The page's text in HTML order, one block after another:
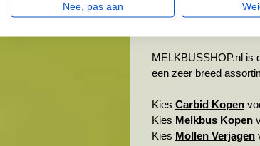
Vele klanten provincie
MELKBUSSHOP.nl is
een zeer breed
Kies Carbid Kopen
Kies Melkbus Kopen
Kies Mollen Verjagen
Nee, pas aan